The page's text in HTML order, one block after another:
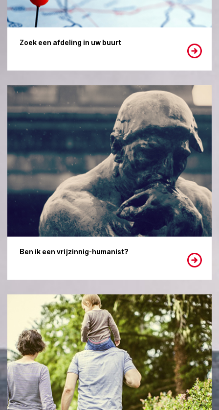
Zoek een afdeling in uw buurt
Ben ik een vrijzinnig-humanist?